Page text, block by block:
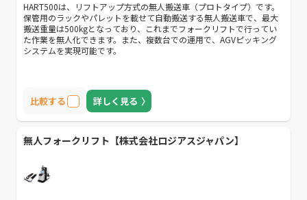
HART500は、リフトアップ方式の無人搬送車（プロトタイプ）です。
保管用のラックやパレットを載せて自動搬送する無人搬送車で、最大
搬送重量は500kgとなっており、これまでフォークリフトで行ってい
た作業を無人化できます。また、複数台での運用で、AGVピッキング
システムを実現可能です。
比較する 詳しく見る
無人フォークリフト【株式会社ロジアスジャパン】